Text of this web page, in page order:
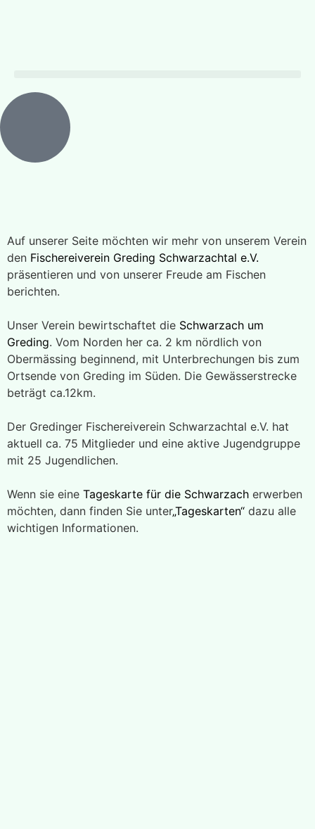
Auf unserer Seite möchten wir mehr von unserem Verein
den Fischereiverein Greding Schwarzachtal e.V.
präsentieren und von unserer Freude am Fischen
berichten.
Unser Verein bewirtschaftet die Schwarzach um
Greding. Vom Norden her ca. 2 km nördlich von
Obermässing beginnend, mit Unterbrechungen bis zum
Ortsende von Greding im Süden. Die Gewässerstrecke
beträgt ca.12km.
Der Gredinger Fischereiverein Schwarzachtal e.V. hat
aktuell ca. 75 Mitglieder und eine aktive Jugendgruppe
mit 25 Jugendlichen.
Wenn sie eine Tageskarte für die Schwarzach erwerben
möchten, dann finden Sie unter„Tageskarten“ dazu alle
wichtigen Informationen.